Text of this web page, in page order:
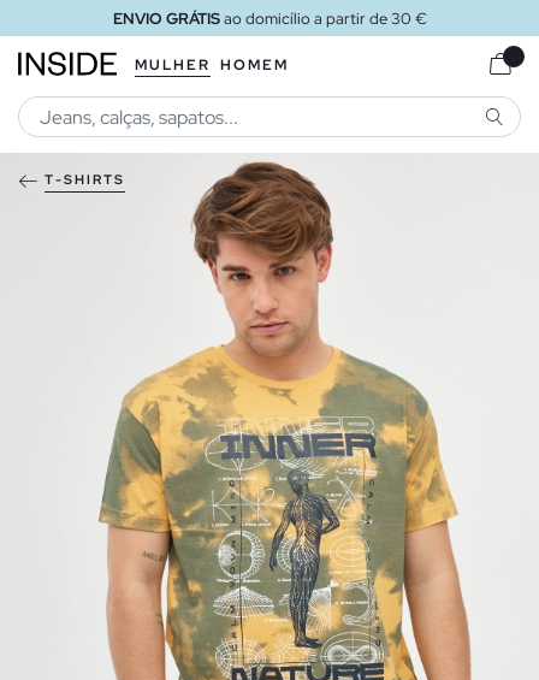
ENVIO GRÁTISao domicílio a partir de 30 €
MULHER HOMEM
T-SHIRTS